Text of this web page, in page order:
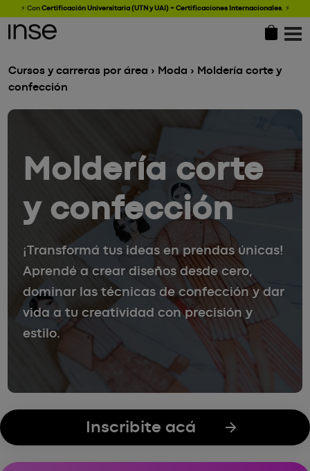
⚡ Con Certificación Universitaria (UTN y UAI) + Certificaciones Internacionales. ⚡
Cursos y carreras por área › Moda › Moldería corte y
confección
Moldería corte
y confección
¡Transformá tus ideas en prendas únicas!
Aprendé a crear diseños desde cero,
dominar las técnicas de confección y dar
vida a tu creatividad con precisión y
estilo.
Inscribite acá